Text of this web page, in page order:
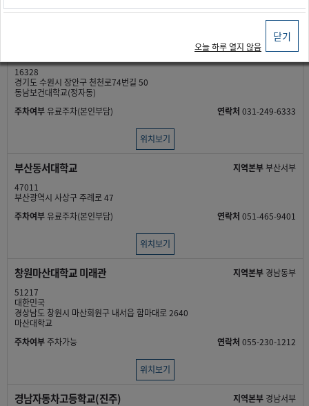
지역본부 경기수원
16328
경기도 수원시 장안구 천천로74번길 50
동남보건대학교(정자동)
주차여부유료주차(본인부담) 연락처 031-249-6333
위치보기
부산동서대학교 지역본부부산서부
47011
부산광역시 사상구 주례로 47
주차여부유료주차(본인부담) 연락처 051-465-9401
위치보기
창원마산대학교 미래관 지역본부 경남동부
51217
대한민국
경상남도 창원시 마산회원구 내서읍 함마대로 2640
마산대학교
주차여부주차가능 연락처 055-230-1212
위치보기
경남자동차고등학교(진주) 지역본부 경남서부
오늘 하루 열지 않음
닫기